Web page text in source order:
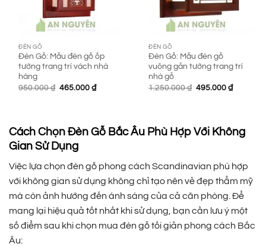
ĐÈN GỖ
Đèn Gỗ: Mẫu đèn gỗ ốp
tường trang trí vách nhà
hàng
950.000₫ Giá
465.000₫Giá
ĐÈN GỖ
Đèn Gỗ: Mẫu đèn gỗ
vuông gắn tường trang trí
nhà gỗ
1.250.000₫ Giá
495.000₫Giá
Cách Chọn Đèn Gỗ Bắc Âu Phù Hợp Với Không
Gian Sử Dụng
Việc lựa chọn đèn gỗ phong cách Scandinavian phù hợp
với không gian sử dụng không chỉ tạo nên vẻ đẹp thẩm mỹ
mà còn ảnh hướng đến ánh sáng của cả căn phòng. Để
mang lại hiệu quả tốt nhất khi sử dụng, bạn cần lưu ý một
số điểm sau khi chọn mua đèn gỗ tối giản phong cách Bắc
Âu: